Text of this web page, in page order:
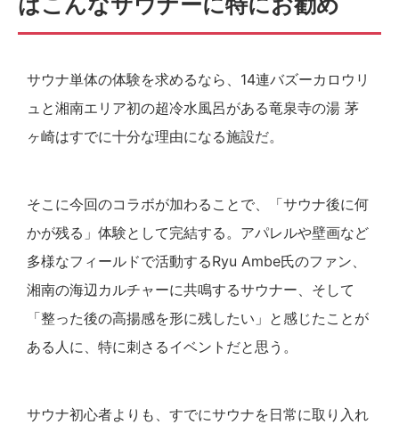
サウナ単体の体験を求めるなら、14連バズーカロウリ
ュと湘南エリア初の超冷水風呂がある竜泉寺の湯 茅
ヶ崎はすでに十分な理由になる施設だ。
そこに今回のコラボが加わることで、「サウナ後に何
かが残る」体験として完結する。アパレルや壁画など
多様なフィールドで活動するRyu Ambe氏のファン、
湘南の海辺カルチャーに共鳴するサウナー、そして
「整った後の高揚感を形に残したい」と感じたことが
ある人に、特に刺さるイベントだと思う。
サウナ初心者よりも、すでにサウナを日常に取り入れ